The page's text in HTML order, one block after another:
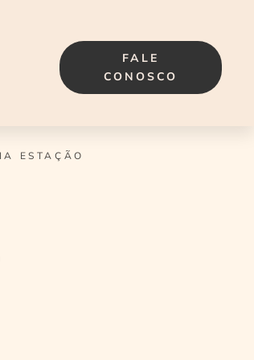
FALE
CONOSCO
ESTAÇÃO